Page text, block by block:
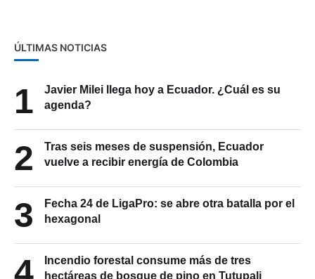
ÚLTIMAS NOTICIAS
1
Javier Milei llega hoy a Ecuador. ¿Cuál es su
agenda?
2
Tras seis meses de suspensión, Ecuador
vuelve a recibir energía de Colombia
3
Fecha 24 de LigaPro: se abre otra batalla por el
hexagonal
Incendio forestal consume más de tres
hectáreas de bosque de pino en Tutupali